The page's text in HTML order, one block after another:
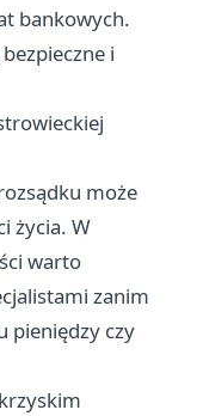
bankowych.
i
może
życia. W
warto
zanim
pieniędzy czy